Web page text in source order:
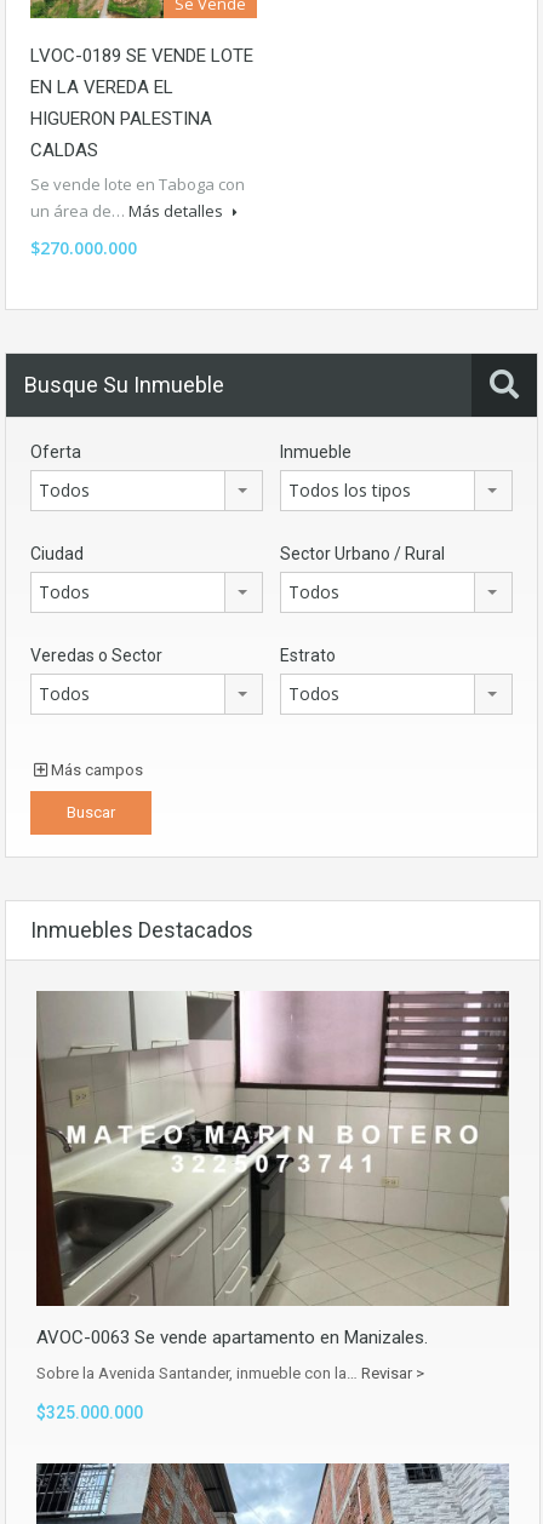
LVOC-0189 SE VENDE LOTE
EN LA VEREDA EL
HIGUERON PALESTINA
CALDAS
Se vende lote en Taboga con
un área de… Más detalles
$270.000.000
Busque Su Inmueble
Oferta
Todos
Inmueble
Todos los tipos
Ciudad
Todos
Sector Urbano / Rural
Todos
Veredas o Sector
Todos
Estrato
Todos
Más campos
Inmuebles Destacados
AVOC-0063 Se vende apartamento en Manizales.
Sobre la Avenida Santander, inmueble con la… Revisar >
$325.000.000